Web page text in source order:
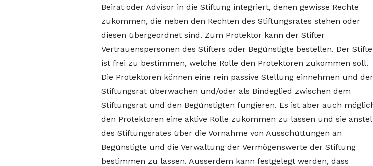
Beirat oder Advisor in die Stiftung integriert, denen gewisse Rechte
zukommen, die neben den Rechten des Stiftungsrates stehen oder
diesen übergeordnet sind. Zum Protektor kann der Stifter
Vertrauenspersonen des Stifters oder Begünstigte bestellen. Der
ist frei zu bestimmen, welche Rolle den Protektoren zukommen soll.
Die Protektoren können eine rein passive Stellung einnehmen und
Stiftungsrat überwachen und/oder als Bindeglied zwischen dem
Stiftungsrat und den Begünstigten fungieren. Es ist aber auch
den Protektoren eine aktive Rolle zukommen zu lassen und sie
des Stiftungsrates über die Vornahme von Ausschüttungen an
Begünstigte und die Verwaltung der Vermögenswerte der Stiftung
bestimmen zu lassen. Ausserdem kann festgelegt werden, dass